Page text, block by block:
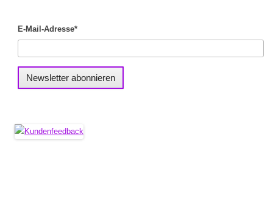
E-Mail-Adresse*